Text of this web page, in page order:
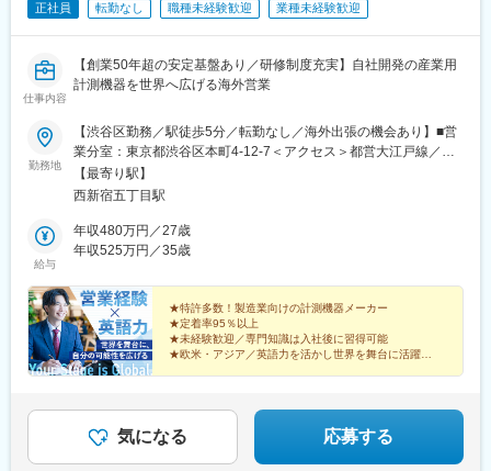
正社員 転勤なし 職種未経験歓迎 業種未経験歓迎
仕事内容
【創業50年超の安定基盤あり／研修制度充実】自社開発の産業用
計測機器を世界へ広げる海外営業
勤務地
【渋谷区勤務／駅徒歩5分／転勤なし／海外出張の機会あり】■営
業分室：東京都渋谷区本町4-12-7＜アクセス＞都営大江戸線／西
新宿五丁目駅より徒歩5分京王電鉄京王線／初台駅より徒歩14分※
受動喫煙対策：屋内全面禁煙＝＝海外出張のチャンスも＝＝中
地への出張機会があります。各地の代理店やお客さま先を訪問す
るため、グローバルな環境で経験を積めます。
【最寄り駅】
西新宿五丁目駅
給与
年収480万円／27歳
年収525万円／35歳
★特許多数！製造業向けの計測機器メーカー
★定着率95％以上
★未経験歓迎／専門知識は入社後に習得可能
★欧米・アジア／英語力を活かし世界を舞台に活躍
気になる 応募する